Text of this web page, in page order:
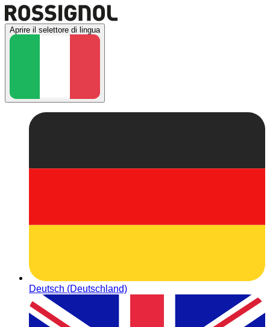
Aprire il selettore di lingua
Deutsch (Deutschland)